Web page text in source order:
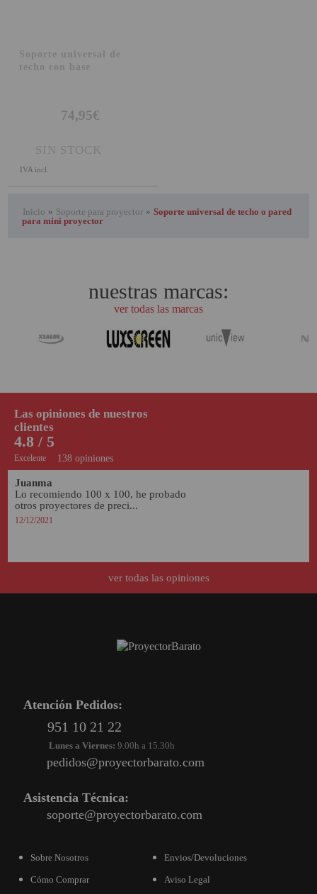
Soporte universal de
techo con base
74,95€
SIN STOCK
IVA incl.
Inicio » Soporte para proyector » Soporte universal de techo o pared
para mini proyector
nuestras marcas:
ver todas las marcas
138 opiniones
4.8 / 5
Excelente
Las opiniones de nuestros
clientes
Juanma
Lo recomiendo 100 x 100, he probado
otros proyectores de preci...
12/12/2021
ver todas las opiniones
Atención Pedidos:
951 10 21 22
Lunes a Viernes: 9.00h a 15.30h
pedidos@proyectorbarato.com
Asistencia Técnica:
soporte@proyectorbarato.com
Sobre Nosotros
Cómo Comprar
Envios/Devoluciones
Aviso Legal